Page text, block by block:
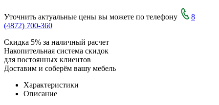
Уточнить актуальные цены вы можете по телефону
8
(4872) 700-360
Скидка 5% за наличный расчет
Накопительная система скидок
для постоянных клиентов
Доставим и соберём вашу мебель
Характеристики
Описание